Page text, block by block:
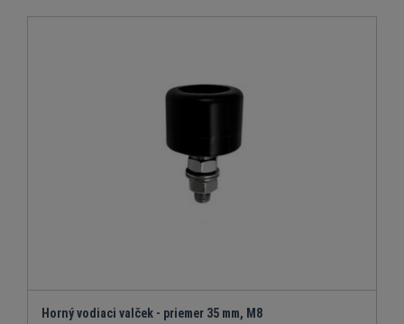
Horný vodiaci valček - priemer 35 mm, M8